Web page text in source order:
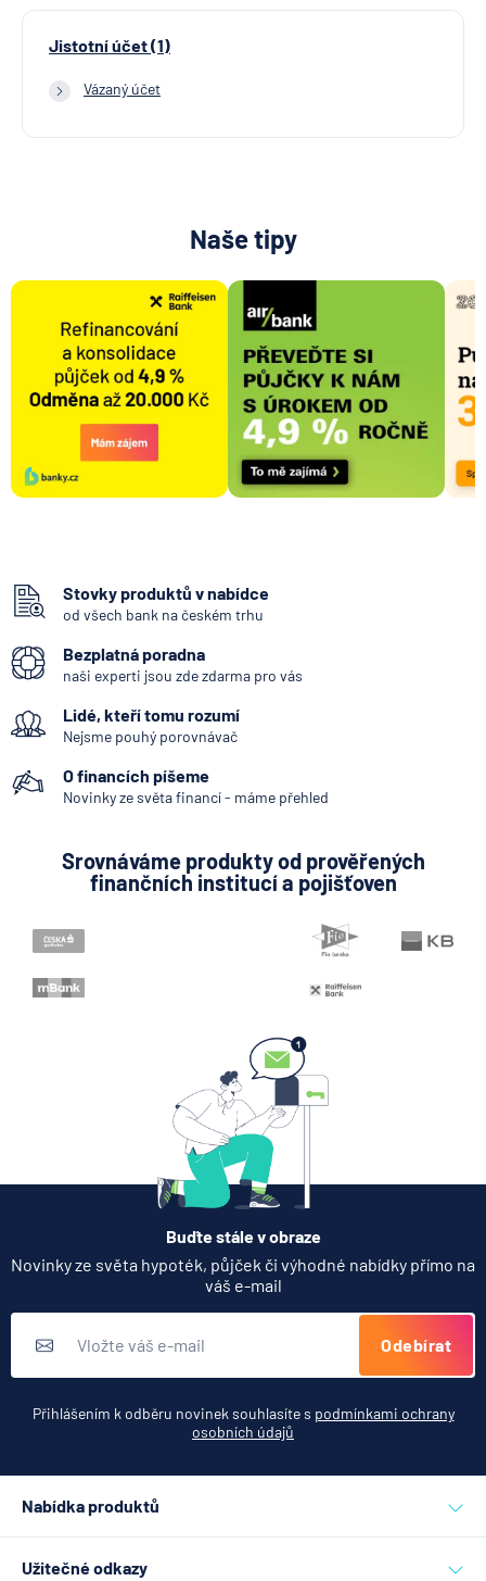
Jistotní účet (1)
Vázaný účet
Naše tipy
Stovky produktů v nabídce
od všech bank na českém trhu
Bezplatná poradna
naši experti jsou zde zdarma pro vás
Lidé, kteří tomu rozumí
Nejsme pouhý porovnávač
O financích píšeme
Novinky ze světa financí - máme přehled
Srovnáváme produkty od prověřených
finančních institucí a pojišťoven
Buďte stále v obraze
Novinky ze světa hypoték, půjček či výhodné nabídky přímo na
váš e-mail
Odebírat
Přihlášením k odběru novinek souhlasíte s podmínkami ochrany
osobních údajů
Nabídka produktů
Užitečné odkazy